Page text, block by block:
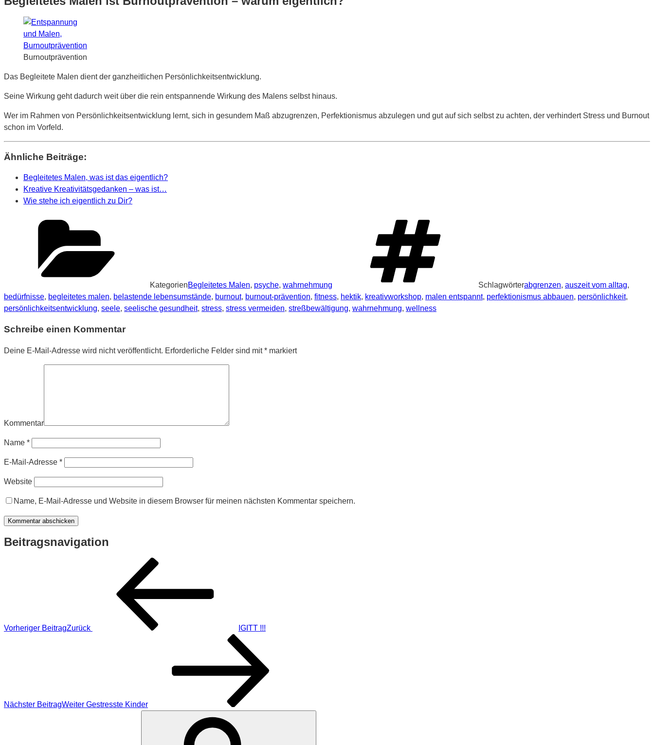
Burnoutprävention
Das Begleitete Malen dient der ganzheitlichen Persönlichkeitsentwicklung.
Seine Wirkung geht dadurch weit über die rein entspannende Wirkung des Malens selbst hinaus.
Wer im Rahmen von Persönlichkeitsentwicklung lernt, sich in gesundem Maß abzugrenzen, Perfektionismus abzulegen und gut auf sich selbst zu achten, der verhindert Stress und Burnout
schon im Vorfeld.
Ähnliche Beiträge:
Begleitetes Malen, was ist das eigentlich?
Kreative Kreativitätsgedanken – was ist…
Wie stehe ich eigentlich zu Dir?
KategorienBegleitetes Malen, psyche, wahrnehmung Schlagwörterabgrenzen, auszeit vom alltag,
bedürfnisse, begleitetes malen, belastende lebensumstände, burnout, burnout-prävention, fitness, hektik, kreativworkshop, malen entspannt, perfektionismus abbauen, persönlichkeit,
persönlichkeitsentwicklung, seele, seelische gesundheit, stress, stress vermeiden, streßbewältigung, wahrnehmung, wellness
Schreibe einen Kommentar
Deine E-Mail-Adresse wird nicht veröffentlicht. Erforderliche Felder sind mit* markiert
Kommentar
Name *
E-Mail-Adresse *
Website
Name, E-Mail-Adresse und Website in diesem Browser für meinen nächsten Kommentar speichern.
Beitragsnavigation
Vorheriger BeitragZurück IGITT !!!
Nächster BeitragWeiter Gestresste Kinder